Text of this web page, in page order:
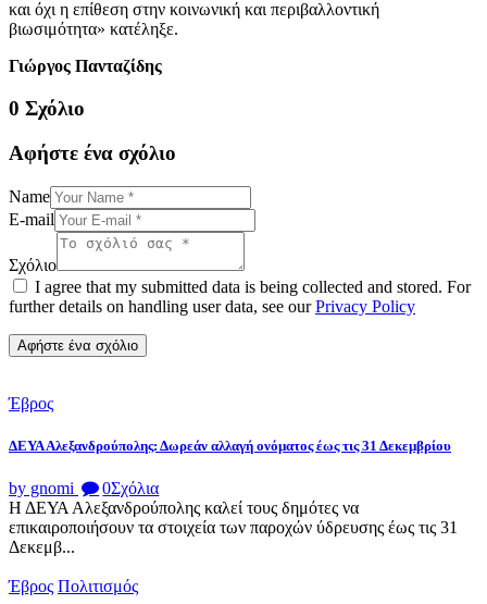
και όχι η επίθεση στην κοινωνική και περιβαλλοντική
βιωσιμότητα» κατέληξε.
Γιώργος Πανταζίδης
0 Σχόλιο
Αφήστε ένα σχόλιο
Name
E-mail
Σχόλιο
I agree that my submitted data is being collected and stored. For
further details on handling user data, see ourPrivacy Policy
Έβρος
ΔΕΥΑ Αλεξανδρούπολης: Δωρεάν αλλαγή ονόματος έως τις 31 Δεκεμβρίου
by gnomi 0Σχόλια
Η ΔΕΥΑ Αλεξανδρούπολης καλεί τους δημότες να
επικαιροποιήσουν τα στοιχεία των παροχών ύδρευσης έως τις 31
Δεκεμβ...
Έβρος Πολιτισμός